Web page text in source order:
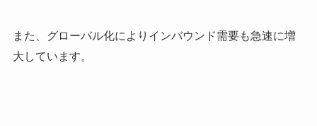
また、グローバル化によりインバウンド需要も急速に増
大しています。